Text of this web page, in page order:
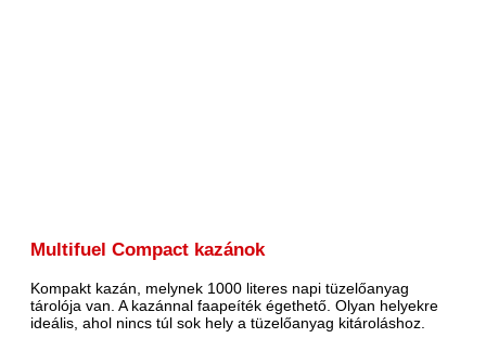
Multifuel Compact kazánok
Kompakt kazán, melynek 1000 literes napi tüzelőanyag
tárolója van. A kazánnal faapeíték égethető. Olyan helyekre
ideális, ahol nincs túl sok hely a tüzelőanyag kitároláshoz.